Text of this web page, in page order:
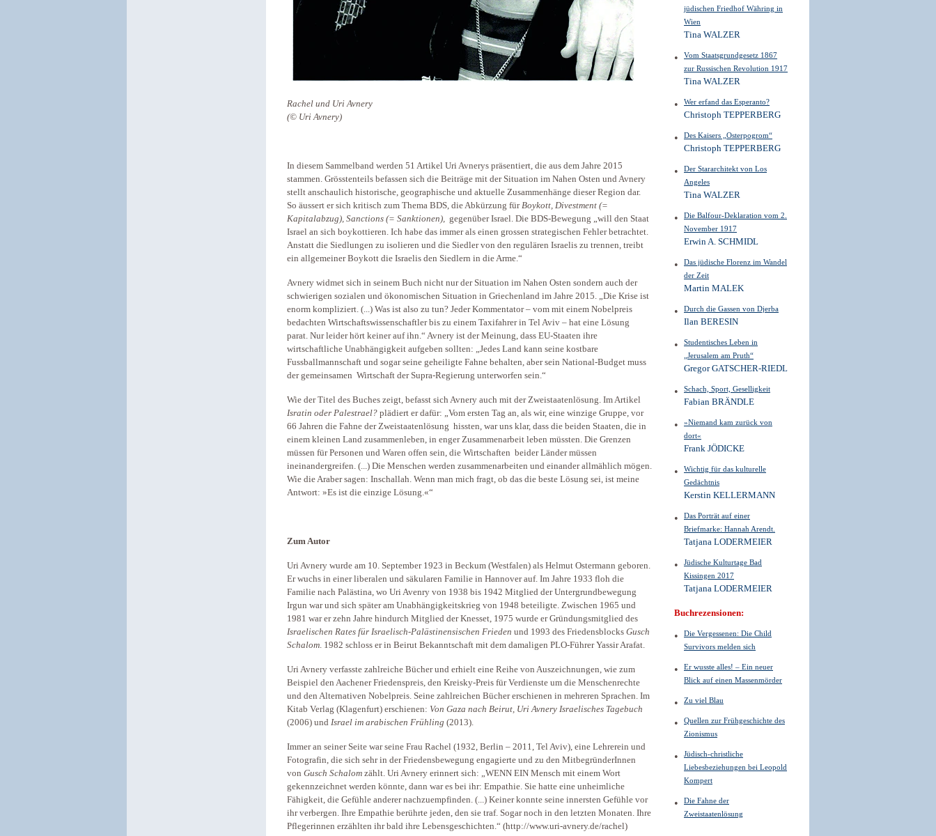
Rachel und Uri Avnery
(© Uri Avnery)
In diesem Sammelband werden 51 Artikel Uri Avnerys präsentiert, die aus dem Jahre 2015
stammen. Grösstenteils befassen sich die Beiträge mit der Situation im Nahen Osten und Avnery
stellt anschaulich historische, geographische und aktuelle Zusammenhänge dieser Region dar.
So äussert er sich kritisch zum Thema BDS, die Abkürzung fürBoykott, Divestment (=
Kapitalabzug), Sanctions (= Sanktionen), gegenüber Israel. Die BDS-Bewegung „will den Staat
Israel an sich boykottieren. Ich habe das immer als einen grossen strategischen Fehler betrachtet.
Anstatt die Siedlungen zu isolieren und die Siedler von den regulären Israelis zu trennen, treibt
ein allgemeiner Boykott die Israelis den Siedlern in die Arme.“
Avnery widmet sich in seinem Buch nicht nur der Situation im Nahen Osten sondern auch der
schwierigen sozialen und ökonomischen Situation in Griechenland im Jahre 2015. „Die Krise ist
enorm kompliziert. (...) Was ist also zu tun? Jeder Kommentator – vom mit einem Nobelpreis
bedachten Wirtschaftswissenschaftler bis zu einem Taxifahrer in Tel Aviv – hat eine Lösung
parat. Nur leider hört keiner auf ihn.“ Avnery ist der Meinung, dass EU-Staaten ihre
wirtschaftliche Unabhängigkeit aufgeben sollten: „Jedes Land kann seine kostbare
Fussballmannschaft und sogar seine geheiligte Fahne behalten, aber sein National-Budget muss
der gemeinsamen Wirtschaft der Supra-Regierung unterworfen sein.“
Wie der Titel des Buches zeigt, befasst sich Avnery auch mit der Zweistaatenlösung. Im Artikel
Isratin oder Palestrael? plädiert er dafür: „Vom ersten Tag an, als wir, eine winzige Gruppe, vor
66 Jahren die Fahne der Zweistaatenlösung hissten, war uns klar, dass die beiden Staaten, die in
einem kleinen Land zusammenleben, in enger Zusammenarbeit leben müssten. Die Grenzen
müssen für Personen und Waren offen sein, die Wirtschaften beider Länder müssen
ineinandergreifen. (...) Die Menschen werden zusammenarbeiten und einander allmählich mögen.
Wie die Araber sagen: Inschallah. Wenn man mich fragt, ob das die beste Lösung sei, ist meine
Antwort: »Es ist die einzige Lösung.«“
Zum Autor
Uri Avnery wurde am 10. September 1923 in Beckum (Westfalen) als Helmut Ostermann geboren.
Er wuchs in einer liberalen und säkularen Familie in Hannover auf. Im Jahre 1933 floh die
Familie nach Palästina, wo Uri Avenry von 1938 bis 1942 Mitglied der Untergrundbewegung
Irgun war und sich später am Unabhängigkeitskrieg von 1948 beteiligte. Zwischen 1965 und
1981 war er zehn Jahre hindurch Mitglied der Knesset, 1975 wurde er Gründungsmitglied des
Israelischen Rates für Israelisch-Palästinensischen Frieden und 1993 des Friedensblocks Gusch
Schalom. 1982 schloss er in Beirut Bekanntschaft mit dem damaligen PLO-Führer Yassir Arafat.
Uri Avnery verfasste zahlreiche Bücher und erhielt eine Reihe von Auszeichnungen, wie zum
Beispiel den Aachener Friedenspreis, den Kreisky-Preis für Verdienste um die Menschenrechte
und den Alternativen Nobelpreis. Seine zahlreichen Bücher erschienen in mehreren Sprachen. Im
Kitab Verlag (Klagenfurt) erschienen: Von Gaza nach Beirut, Uri Avnery Israelisches Tagebuch
(2006) und Israel im arabischen Frühling (2013).
Immer an seiner Seite war seine Frau Rachel (1932, Berlin – 2011, Tel Aviv), eine Lehrerein und
Fotografin, die sich sehr in der Friedensbewegung engagierte und zu den MitbegründerInnen
von Gusch Schalom zählt. Uri Avnery erinnert sich: „WENN EIN Mensch mit einem Wort
gekennzeichnet werden könnte, dann war es bei ihr: Empathie. Sie hatte eine unheimliche
Fähigkeit, die Gefühle anderer nachzuempfinden. (...) Keiner konnte seine innersten Gefühle vor
ihr verbergen. Ihre Empathie berührte jeden, den sie traf. Sogar noch in den letzten Monaten. Ihre
Pflegerinnen erzählten ihr bald ihre Lebensgeschichten.“ (http://www.uri-avnery.de/rachel)
jüdischen Friedhof Währing in
Wien
Tina WALZER
Vom Staatsgrundgesetz 1867
zur Russischen Revolution 1917
Tina WALZER
Wer erfand das Esperanto?
Christoph TEPPERBERG
Des Kaisers „Osterpogrom“
Christoph TEPPERBERG
Der Stararchitekt von Los
Angeles
Tina WALZER
Die Balfour-Deklaration vom 2.
November 1917
Erwin A. SCHMIDL
Das jüdische Florenz im Wandel
der Zeit
Martin MALEK
Durch die Gassen von Djerba
Ilan BERESIN
Studentisches Leben in
„Jerusalem am Pruth“
Gregor GATSCHER-RIEDL
Schach, Sport, Geselligkeit
Fabian BRÄNDLE
»Niemand kam zurück von
dort«
Frank JÖDICKE
Wichtig für das kulturelle
Gedächtnis
Kerstin KELLERMANN
Das Porträt auf einer
Briefmarke: Hannah Arendt.
Tatjana LODERMEIER
Jüdische Kulturtage Bad
Kissingen 2017
Tatjana LODERMEIER
Buchrezensionen:
Die Vergessenen: Die Child
Survivors melden sich
Er wusste alles! – Ein neuer
Blick auf einen Massenmörder
Zu viel Blau
Quellen zur Frühgeschichte des
Zionismus
Jüdisch-christliche
Liebesbeziehungen bei Leopold
Kompert
Die Fahne der
Zweistaatenlösung